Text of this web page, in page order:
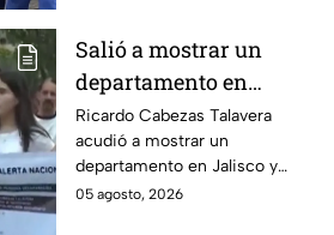
Salió a mostrar un
departamento en
Zapopan y no volvió a
casa: Buscan a Ricardo
Cabezas Talavera en
Jalisco
Ricardo Cabezas Talavera
acudió a mostrar un
departamento en Jalisco y
después desapareció;
05 agosto, 2026